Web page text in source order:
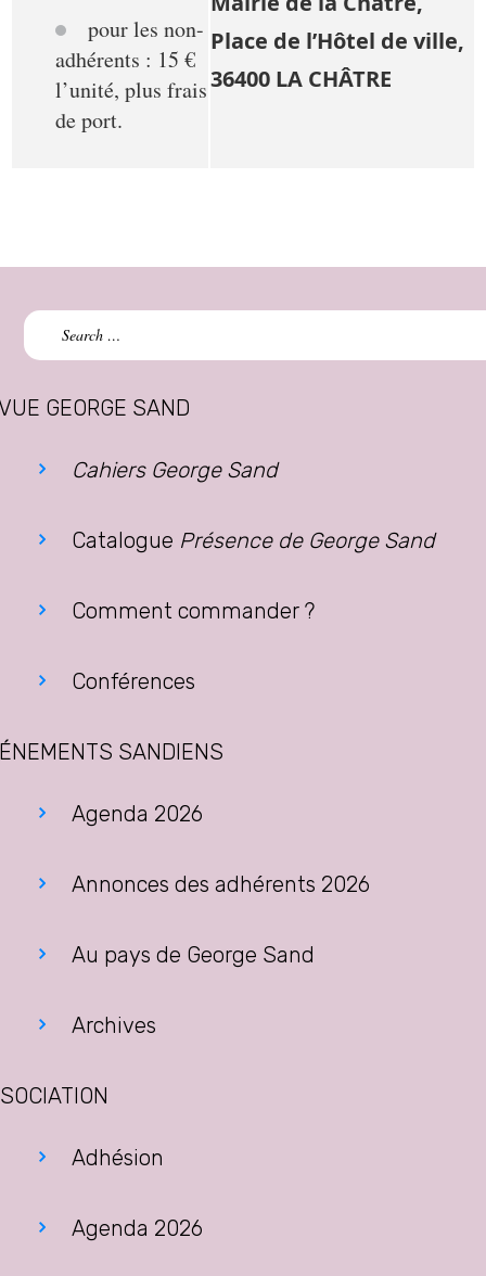
pour les non-
adhérents : 15 €
l’unité, plus frais
de port.
Place de l’Hôtel de ville,
36400 LA CHÂTRE
Search
for:
GEORGE SAND
Cahiers George Sand
Catalogue Présence de George Sand
Comment commander ?
Conférences
SANDIENS
Agenda 2026
Annonces des adhérents 2026
Au pays de George Sand
Archives
Adhésion
Agenda 2026